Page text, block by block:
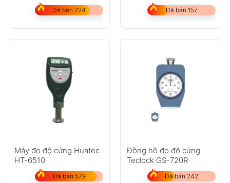
Đã bán 224 Đã bán 157
Máy đo độ cứng Huatec
HT-6510
Đã bán 579
Đồng hồ đo độ cứng
Teclock GS-720R
Đã bán 242